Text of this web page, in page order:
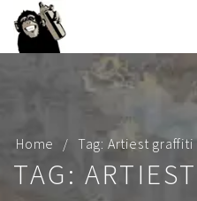
Home Tag: Artiest graffiti
TAG: